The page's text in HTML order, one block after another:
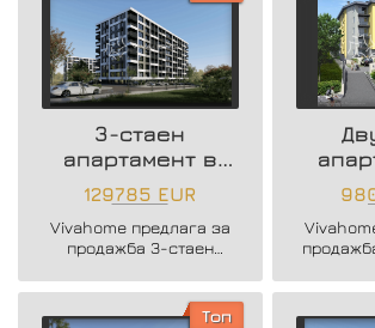
3-стаен
апартамент в
нова жилищна
сграда
129785 EUR
Vivahome предлага за
продажба 3-стаен
жилищна сграда в жк.
Владислав Варненчик.
Топ